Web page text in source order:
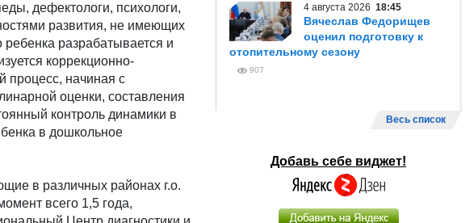
дефектологи, психологи,
развития, не имеющих
разрабатывается и
коррекционно-
процесс, начиная с
оценки, составления
контроль динамики в
в дошкольное
в различных районах г.о.
всего 1,5 года,
4 августа 2026 18:45
Вячеслав Федорищев
оценил подготовку к
отопительному сезону
907
Весь список
Добавь себе виджет!